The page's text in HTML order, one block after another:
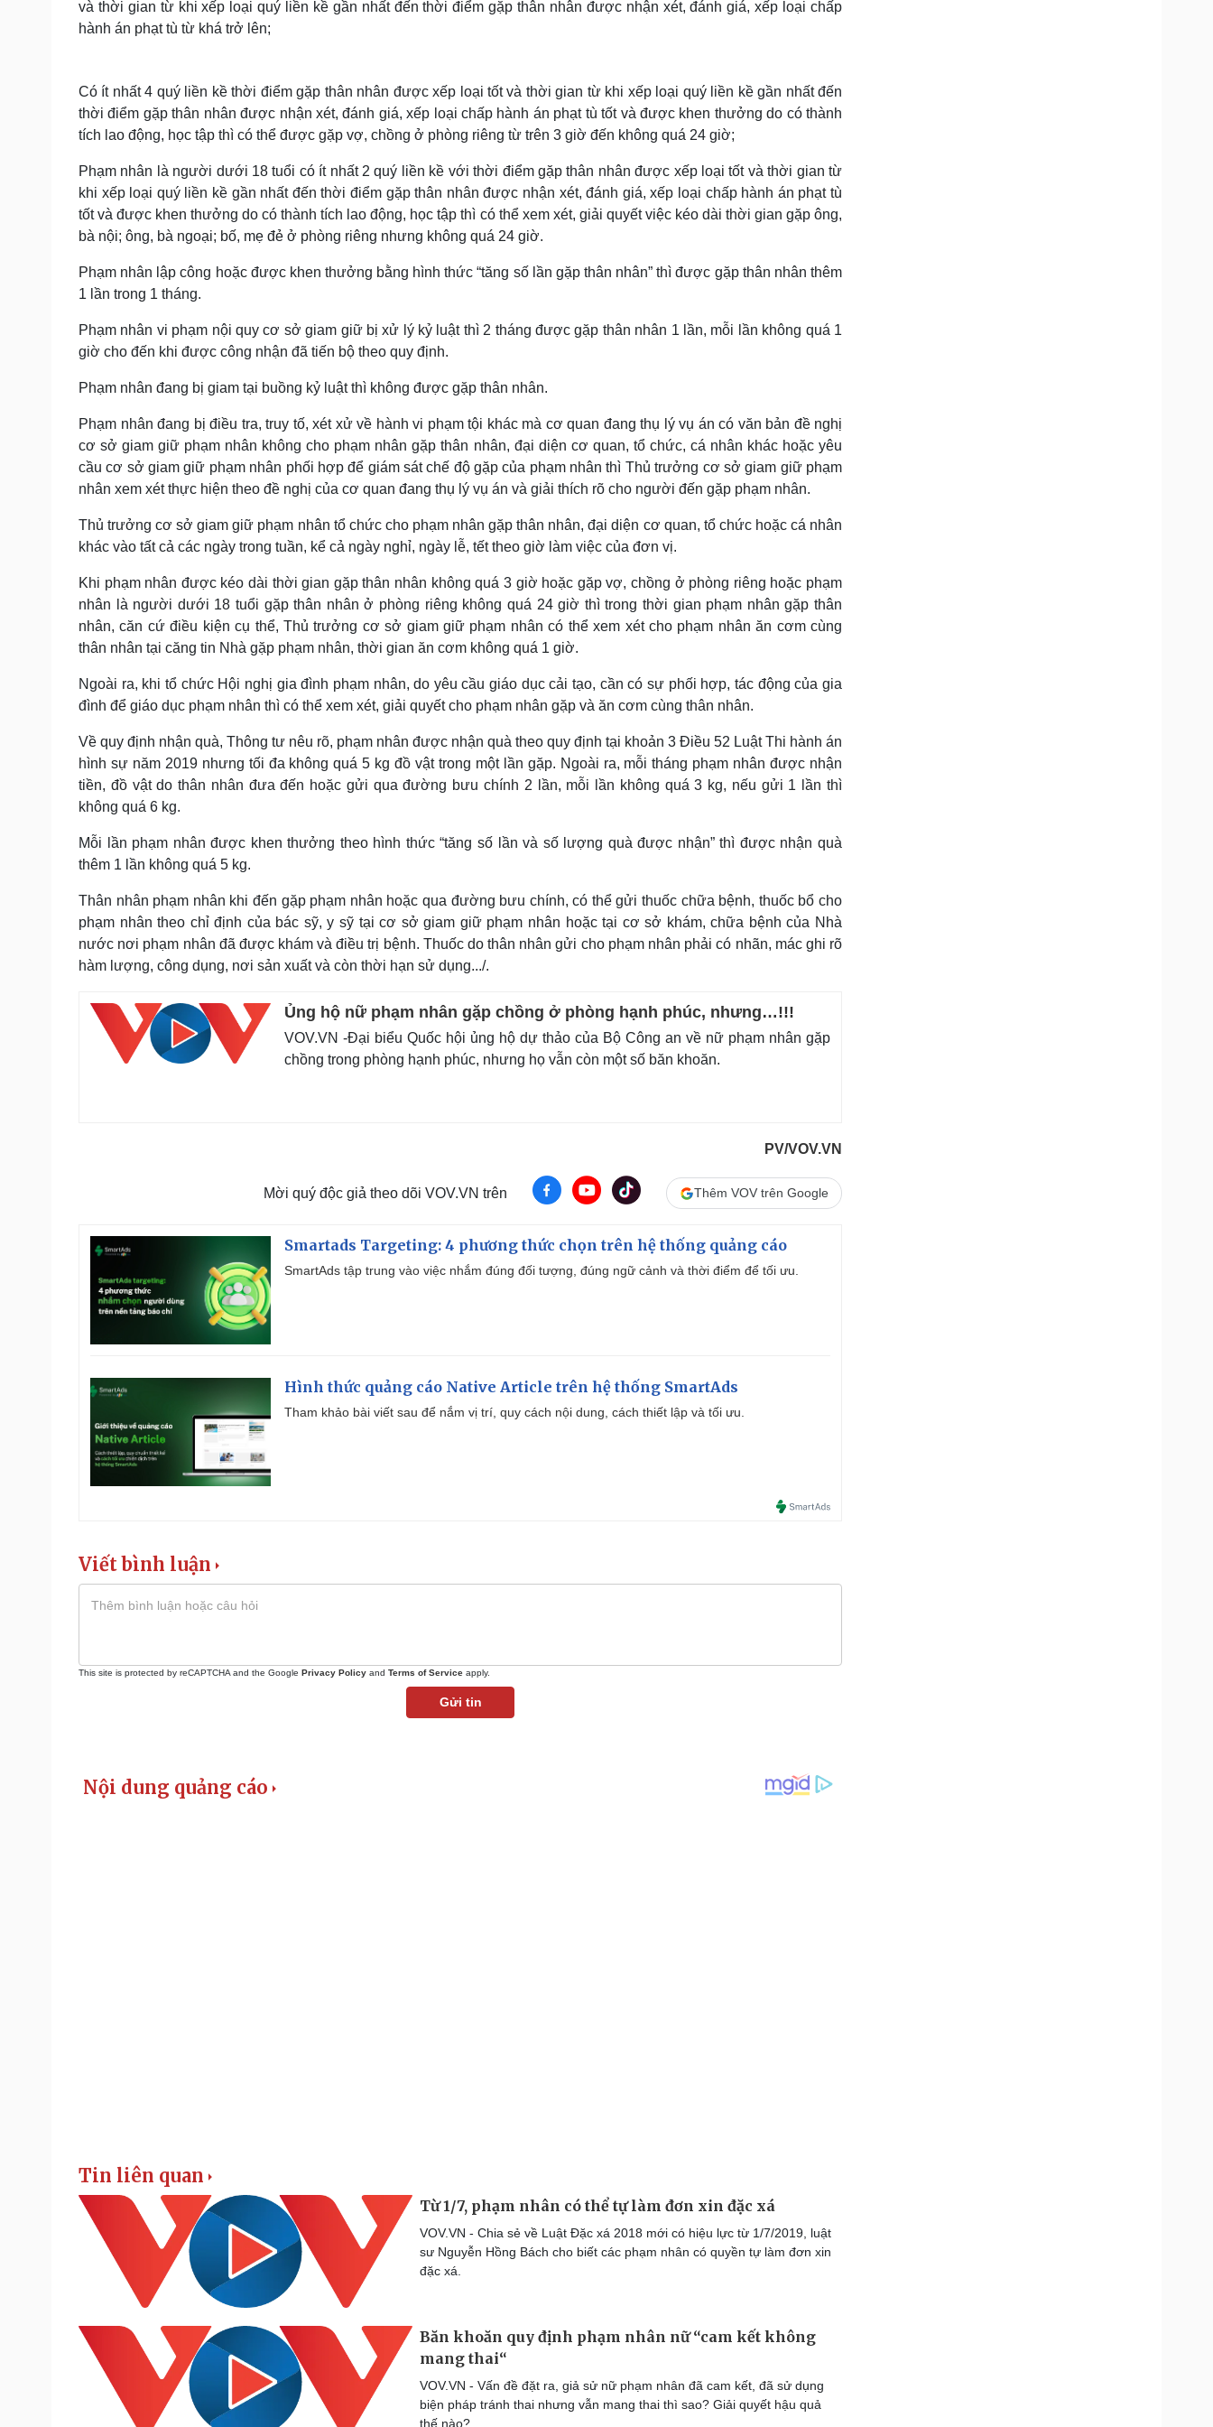
và thời gian từ khi xếp loại quý liền kề gần nhất đến thời điểm gặp thân nhân được nhận xét, đánh giá, xếp loại chấp
hành án phạt tù từ khá trở lên;
Có ít nhất 4 quý liền kề thời điểm gặp thân nhân được xếp loại tốt và thời gian từ khi xếp loại quý liền kề gần nhất đến
thời điểm gặp thân nhân được nhận xét, đánh giá, xếp loại chấp hành án phạt tù tốt và được khen thưởng do có thành
tích lao động, học tập thì có thể được gặp vợ, chồng ở phòng riêng từ trên 3 giờ đến không quá 24 giờ;
Phạm nhân là người dưới 18 tuổi có ít nhất 2 quý liền kề với thời điểm gặp thân nhân được xếp loại tốt và thời gian từ
khi xếp loại quý liền kề gần nhất đến thời điểm gặp thân nhân được nhận xét, đánh giá, xếp loại chấp hành án phạt tù
tốt và được khen thưởng do có thành tích lao động, học tập thì có thể xem xét, giải quyết việc kéo dài thời gian gặp ông,
bà nội; ông, bà ngoại; bố, mẹ đẻ ở phòng riêng nhưng không quá 24 giờ.
Phạm nhân lập công hoặc được khen thưởng bằng hình thức “tăng số lần gặp thân nhân” thì được gặp thân nhân thêm
1 lần trong 1 tháng.
Phạm nhân vi phạm nội quy cơ sở giam giữ bị xử lý kỷ luật thì 2 tháng được gặp thân nhân 1 lần, mỗi lần không quá 1
giờ cho đến khi được công nhận đã tiến bộ theo quy định.
Phạm nhân đang bị giam tại buồng kỷ luật thì không được gặp thân nhân.
Phạm nhân đang bị điều tra, truy tố, xét xử về hành vi phạm tội khác mà cơ quan đang thụ lý vụ án có văn bản đề nghị
cơ sở giam giữ phạm nhân không cho phạm nhân gặp thân nhân, đại diện cơ quan, tổ chức, cá nhân khác hoặc yêu
cầu cơ sở giam giữ phạm nhân phối hợp để giám sát chế độ gặp của phạm nhân thì Thủ trưởng cơ sở giam giữ phạm
nhân xem xét thực hiện theo đề nghị của cơ quan đang thụ lý vụ án và giải thích rõ cho người đến gặp phạm nhân.
Thủ trưởng cơ sở giam giữ phạm nhân tổ chức cho phạm nhân gặp thân nhân, đại diện cơ quan, tổ chức hoặc cá nhân
khác vào tất cả các ngày trong tuần, kể cả ngày nghỉ, ngày lễ, tết theo giờ làm việc của đơn vị.
Khi phạm nhân được kéo dài thời gian gặp thân nhân không quá 3 giờ hoặc gặp vợ, chồng ở phòng riêng hoặc phạm
nhân là người dưới 18 tuổi gặp thân nhân ở phòng riêng không quá 24 giờ thì trong thời gian phạm nhân gặp thân
nhân, căn cứ điều kiện cụ thể, Thủ trưởng cơ sở giam giữ phạm nhân có thể xem xét cho phạm nhân ăn cơm cùng
thân nhân tại căng tin Nhà gặp phạm nhân, thời gian ăn cơm không quá 1 giờ.
Ngoài ra, khi tổ chức Hội nghị gia đình phạm nhân, do yêu cầu giáo dục cải tạo, cần có sự phối hợp, tác động của gia
đình để giáo dục phạm nhân thì có thể xem xét, giải quyết cho phạm nhân gặp và ăn cơm cùng thân nhân.
Về quy định nhận quà, Thông tư nêu rõ, phạm nhân được nhận quà theo quy định tại khoản 3 Điều 52 Luật Thi hành án
hình sự năm 2019 nhưng tối đa không quá 5 kg đồ vật trong một lần gặp. Ngoài ra, mỗi tháng phạm nhân được nhận
tiền, đồ vật do thân nhân đưa đến hoặc gửi qua đường bưu chính 2 lần, mỗi lần không quá 3 kg, nếu gửi 1 lần thì
không quá 6 kg.
Mỗi lần phạm nhân được khen thưởng theo hình thức “tăng số lần và số lượng quà được nhận” thì được nhận quà
thêm 1 lần không quá 5 kg.
Thân nhân phạm nhân khi đến gặp phạm nhân hoặc qua đường bưu chính, có thể gửi thuốc chữa bệnh, thuốc bổ cho
phạm nhân theo chỉ định của bác sỹ, y sỹ tại cơ sở giam giữ phạm nhân hoặc tại cơ sở khám, chữa bệnh của Nhà
nước nơi phạm nhân đã được khám và điều trị bệnh. Thuốc do thân nhân gửi cho phạm nhân phải có nhãn, mác ghi rõ
hàm lượng, công dụng, nơi sản xuất và còn thời hạn sử dụng.../.
Ủng hộ nữ phạm nhân gặp chồng ở phòng hạnh phúc, nhưng…!!!
VOV.VN -Đại biểu Quốc hội ủng hộ dự thảo của Bộ Công an về nữ phạm nhân gặp
chồng trong phòng hạnh phúc, nhưng họ vẫn còn một số băn khoăn.
PV/VOV.VN
Mời quý độc giả theo dõi VOV.VN trên Thêm VOV trên Google
Smartads Targeting: 4 phương thức chọn trên hệ thống quảng cáo
SmartAds tập trung vào việc nhắm đúng đối tượng, đúng ngữ cảnh và thời điểm để tối ưu.
Hình thức quảng cáo Native Article trên hệ thống SmartAds
Tham khảo bài viết sau để nắm vị trí, quy cách nội dung, cách thiết lập và tối ưu.
Viết bình luận
This site is protected by reCAPTCHA and the Google Privacy Policy and Terms of Service apply.
Gửi tin
Tin liên quan
Từ 1/7, phạm nhân có thể tự làm đơn xin đặc xá
VOV.VN - Chia sẻ về Luật Đặc xá 2018 mới có hiệu lực từ 1/7/2019, luật
sư Nguyễn Hồng Bách cho biết các phạm nhân có quyền tự làm đơn xin
đặc xá.
Băn khoăn quy định phạm nhân nữ “cam kết không
mang thai“
VOV.VN - Vấn đề đặt ra, giả sử nữ phạm nhân đã cam kết, đã sử dụng
biện pháp tránh thai nhưng vẫn mang thai thì sao? Giải quyết hậu quả
thế nào?